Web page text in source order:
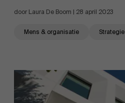
door Laura De Boom | 28 april 2023
Mens & organisatie